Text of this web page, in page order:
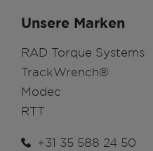
Unsere Marken
RAD Torque Systems
TrackWrench®
Modec
RTT
+31 35 588 24 50